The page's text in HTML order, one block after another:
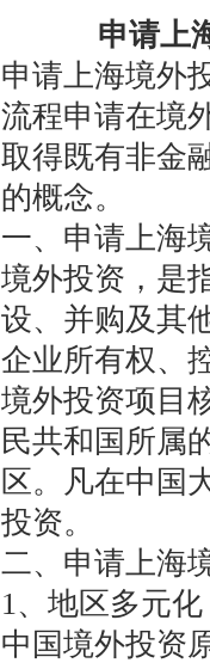
申请上
申请上海境外
流程申请在境
取得既有非金
的概念。
一、申请上海
境外投资，是
设、并购及其
企业所有权、
境外投资项目
民共和国所属
区。凡在中国
投资。
二、申请上海
1、地区多元化
中国境外投资